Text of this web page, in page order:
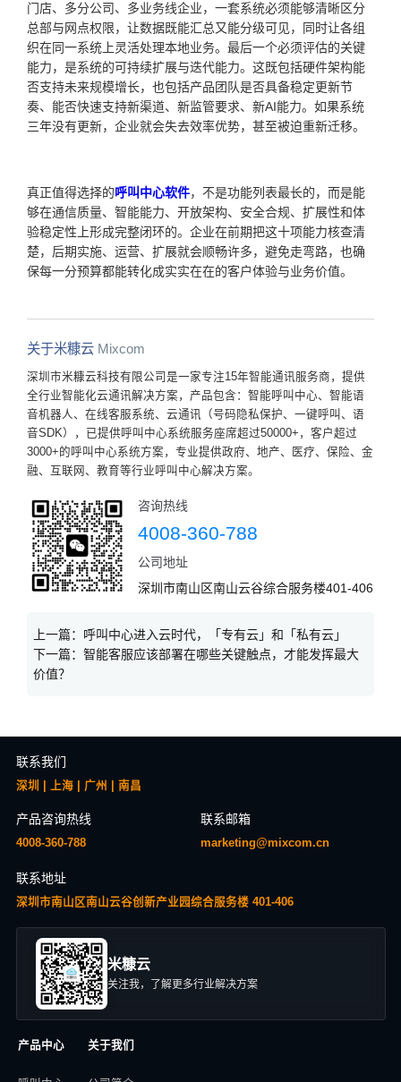
门店、多分公司、多业务线企业，一套系统必须能够清晰区分
总部与网点权限，让数据既能汇总又能分级可见，同时让各组
织在同一系统上灵活处理本地业务。最后一个必须评估的关键
能力，是系统的可持续扩展与迭代能力。这既包括硬件架构能
否支持未来规模增长，也包括产品团队是否具备稳定更新节
奏、能否快速支持新渠道、新监管要求、新AI能力。如果系统
三年没有更新，企业就会失去效率优势，甚至被迫重新迁移。
真正值得选择的呼叫中心软件，不是功能列表最长的，而是能
够在通信质量、智能能力、开放架构、安全合规、扩展性和体
验稳定性上形成完整闭环的。企业在前期把这十项能力核查清
楚，后期实施、运营、扩展就会顺畅许多，避免走弯路，也确
保每一分预算都能转化成实实在在的客户体验与业务价值。
关于米糠云 Mixcom
深圳市米糠云科技有限公司是一家专注15年智能通讯服务商，提供
全行业智能化云通讯解决方案，产品包含：智能呼叫中心、智能语
音机器人、在线客服系统、云通讯（号码隐私保护、一键呼叫、语
音SDK），已提供呼叫中心系统服务座席超过50000+，客户超过
3000+的呼叫中心系统方案，专业提供政府、地产、医疗、保险、金
融、互联网、教育等行业呼叫中心解决方案。
咨询热线
4008-360-788
公司地址
深圳市南山区南山云谷综合服务楼401-406
上一篇： 呼叫中心进入云时代，「专有云」和「私有云」
下一篇： 智能客服应该部署在哪些关键触点，才能发挥最大
价值？
联系我们
深圳 | 上海 | 广州 | 南昌
产品咨询热线
4008-360-788
联系邮箱
marketing@mixcom.cn
联系地址
深圳市南山区南山云谷创新产业园综合服务楼 401-406
米糠云
关注我，了解更多行业解决方案
产品中心 关于我们